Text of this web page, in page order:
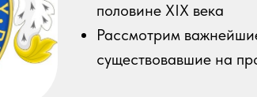
половине XIX века
Рассмотрим
существовавшие на